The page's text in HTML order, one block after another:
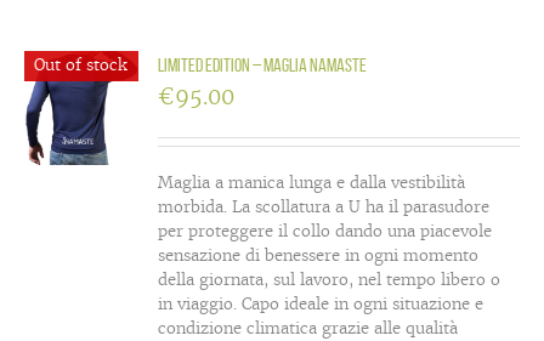
Out of stock LIMITED EDITION – maglia Namaste
€95.00
Maglia a manica lunga e dalla vestibilità
morbida. La scollatura a U ha il parasudore
per proteggere il collo dando una piacevole
sensazione di benessere in ogni momento
della giornata, sul lavoro, nel tempo libero o
in viaggio. Capo ideale in ogni situazione e
condizione climatica grazie alle qualità